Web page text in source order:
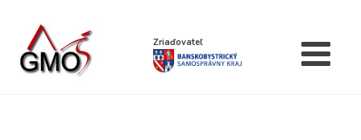
Zriaďovateľ